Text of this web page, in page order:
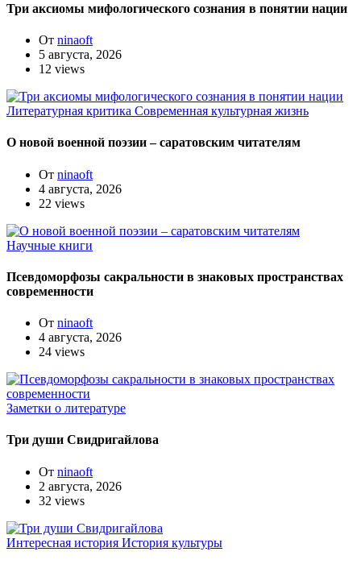
Три аксиомы мифологического сознания в понятии нации
От ninaoft
5 августа, 2026
12 views
Литературная критика Современная культурная жизнь
О новой военной поэзии – саратовским читателям
От ninaoft
4 августа, 2026
22 views
Научные книги
Псевдоморфозы сакральности в знаковых пространствах
современности
От ninaoft
4 августа, 2026
24 views
Заметки о литературе
Три души Свидригайлова
От ninaoft
2 августа, 2026
32 views
Интересная история История культуры